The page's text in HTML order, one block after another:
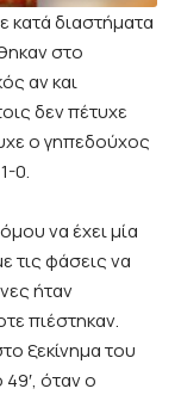
κατά διαστήματα
στο
αν και
δεν πέτυχε
ο γηπεδούχος
0.
να έχει μία
τις φάσεις να
ήταν
πιέστηκαν.
ξεκίνημα του
όταν ο